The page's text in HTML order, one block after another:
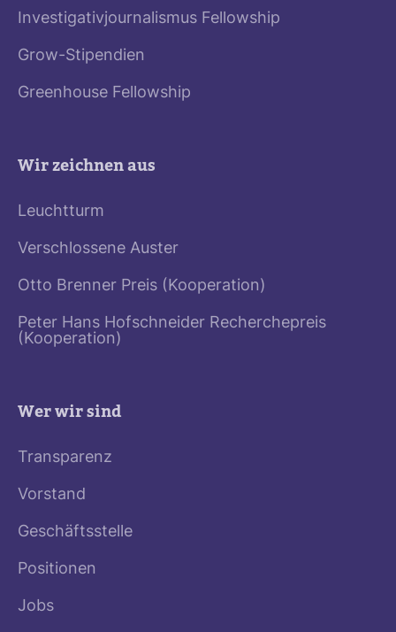
Investigativjournalismus Fellowship
Grow-Stipendien
Greenhouse Fellowship
Wir zeichnen aus
Leuchtturm
Verschlossene Auster
Otto Brenner Preis (Kooperation)
Peter Hans Hofschneider Recherchepreis
(Kooperation)
Wer wir sind
Transparenz
Vorstand
Geschäftsstelle
Positionen
Jobs